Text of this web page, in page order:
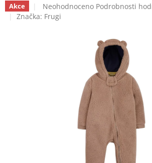
Akce
Průměrné
hodnocení
Neohodnoceno Podrobnosti
Značka: Frugi